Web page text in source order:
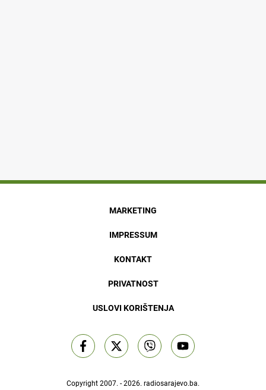
MARKETING
IMPRESSUM
KONTAKT
PRIVATNOST
USLOVI KORIŠTENJA
Copyright 2007. - 2026. radiosarajevo.ba.